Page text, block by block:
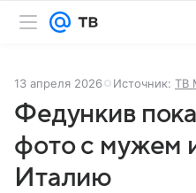
13 апреля 2026 Источник: ТВ
Федункив
фото с мужем
Италию